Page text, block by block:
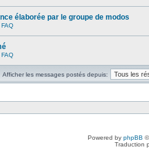
élaborée par le groupe de modos
Afficher les messages postés depuis:
Powered by phpBB
Traduction